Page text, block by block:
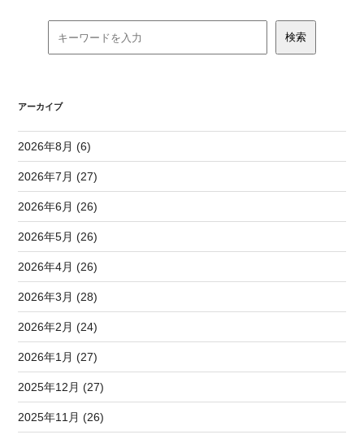
アーカイブ
2026年8月 (6)
2026年7月 (27)
2026年6月 (26)
2026年5月 (26)
2026年4月 (26)
2026年3月 (28)
2026年2月 (24)
2026年1月 (27)
2025年12月 (27)
2025年11月 (26)